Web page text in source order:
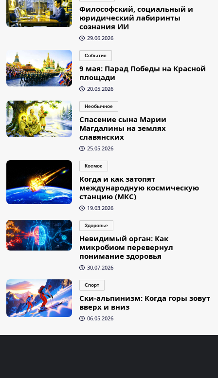
Философский, социальный и
юридический лабиринты
сознания ИИ
29.06.2026
События
9 мая: Парад Победы на Красной
площади
20.05.2026
Необычное
Спасение сына Марии
Магдалины на землях
славянских
25.05.2026
Космос
Когда и как затопят
международную космическую
станцию (МКС)
19.03.2026
Здоровье
Невидимый орган: Как
микробиом перевернул
понимание здоровья
30.07.2026
Спорт
Ски-альпинизм: Когда горы зовут
вверх и вниз
06.05.2026